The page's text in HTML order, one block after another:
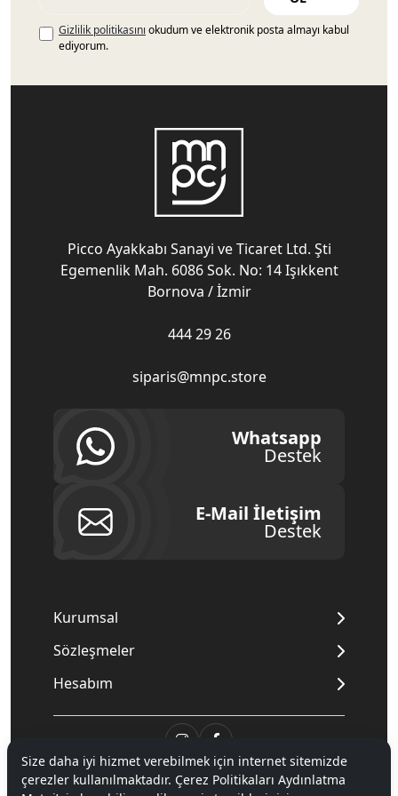
Gizlilik politikasını okudum ve elektronik posta almayı kabul
ediyorum.
Picco Ayakkabı Sanayi ve Ticaret Ltd. Şti
Egemenlik Mah. 6086 Sok. No: 14 Işıkkent
Bornova / İzmir
444 29 26
siparis@mnpc.store
Whatsapp
Destek
E-Mail İletişim
Destek
Kurumsal
Sözleşmeler
Hesabım
© 2020Mnpc. Tüm hakları saklıdır.
Size daha iyi hizmet verebilmek için internet sitemizde
çerezler kullanılmaktadır. Çerez Politikaları Aydınlatma